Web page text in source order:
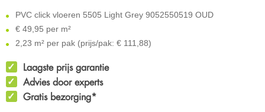
PVC click vloeren 5505 Light Grey 9052550519 OUD
€ 49,95 per m²
2,23 m² per pak (prijs/pak: € 111,88)
Laagste prijs garantie
Advies door experts
Gratis bezorging*